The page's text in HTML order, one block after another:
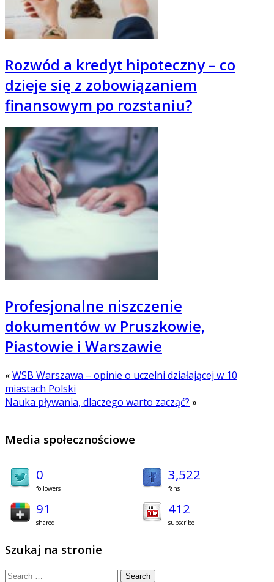
Rozwód a kredyt hipoteczny – co
dzieje się z zobowiązaniem
finansowym po rozstaniu?
Profesjonalne niszczenie
dokumentów w Pruszkowie,
Piastowie i Warszawie
«WSB Warszawa – opinie o uczelni działającej w 10
miastach Polski
Nauka pływania, dlaczego warto zacząć? »
Media społecznościowe
0
followers
3,522
fans
91
shared
412
subscribe
Szukaj na stronie
Search